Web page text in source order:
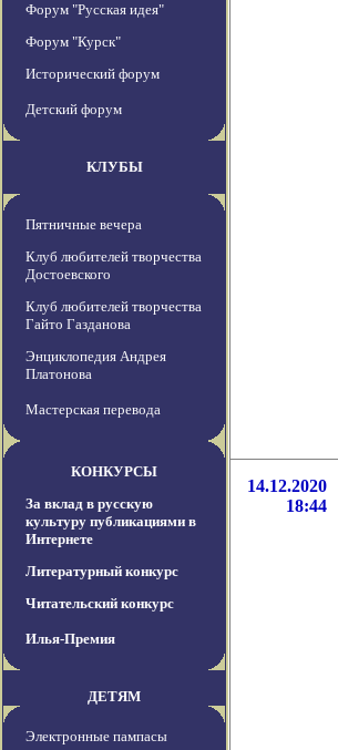
Форум "Русская идея"
Форум "Курск"
Исторический форум
Детский форум
КЛУБЫ
Пятничные вечера
Клуб любителей творчества
Достоевского
Клуб любителей творчества
Гайто Газданова
Энциклопедия Андрея
Платонова
Мастерская перевода
КОНКУРСЫ
За вклад в русскую
культуру публикациями в
Интернете
Литературный конкурс
Читательский конкурс
Илья-Премия
ДЕТЯМ
Электронные пампасы
14.12.2020
18:44